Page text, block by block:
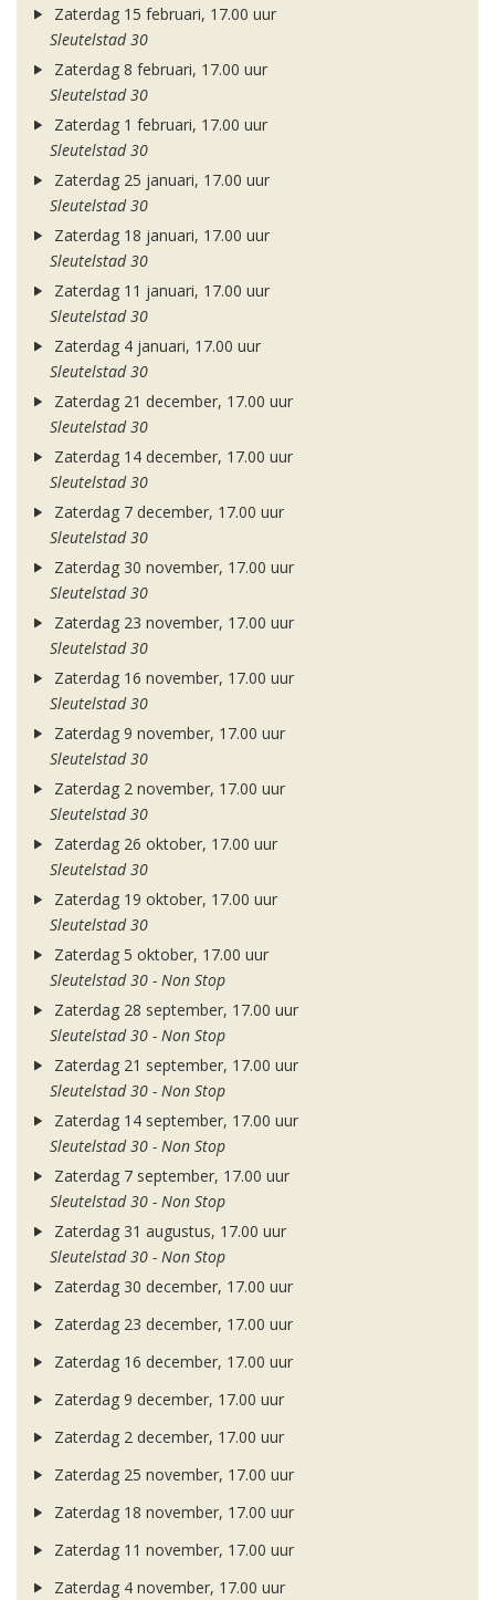
Zaterdag 15 februari, 17.00 uur
Sleutelstad 30
Zaterdag 8 februari, 17.00 uur
Sleutelstad 30
Zaterdag 1 februari, 17.00 uur
Sleutelstad 30
Zaterdag 25 januari, 17.00 uur
Sleutelstad 30
Zaterdag 18 januari, 17.00 uur
Sleutelstad 30
Zaterdag 11 januari, 17.00 uur
Sleutelstad 30
Zaterdag 4 januari, 17.00 uur
Sleutelstad 30
Zaterdag 21 december, 17.00 uur
Sleutelstad 30
Zaterdag 14 december, 17.00 uur
Sleutelstad 30
Zaterdag 7 december, 17.00 uur
Sleutelstad 30
Zaterdag 30 november, 17.00 uur
Sleutelstad 30
Zaterdag 23 november, 17.00 uur
Sleutelstad 30
Zaterdag 16 november, 17.00 uur
Sleutelstad 30
Zaterdag 9 november, 17.00 uur
Sleutelstad 30
Zaterdag 2 november, 17.00 uur
Sleutelstad 30
Zaterdag 26 oktober, 17.00 uur
Sleutelstad 30
Zaterdag 19 oktober, 17.00 uur
Sleutelstad 30
Zaterdag 5 oktober, 17.00 uur
Sleutelstad 30 - Non Stop
Zaterdag 28 september, 17.00 uur
Sleutelstad 30 - Non Stop
Zaterdag 21 september, 17.00 uur
Sleutelstad 30 - Non Stop
Zaterdag 14 september, 17.00 uur
Sleutelstad 30 - Non Stop
Zaterdag 7 september, 17.00 uur
Sleutelstad 30 - Non Stop
Zaterdag 31 augustus, 17.00 uur
Sleutelstad 30 - Non Stop
Zaterdag 30 december, 17.00 uur
Zaterdag 23 december, 17.00 uur
Zaterdag 16 december, 17.00 uur
Zaterdag 9 december, 17.00 uur
Zaterdag 2 december, 17.00 uur
Zaterdag 25 november, 17.00 uur
Zaterdag 18 november, 17.00 uur
Zaterdag 11 november, 17.00 uur
Zaterdag 4 november, 17.00 uur